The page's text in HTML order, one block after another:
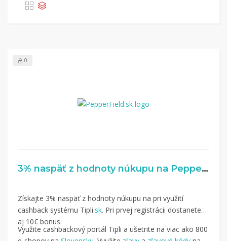
0
3% naspäť z hodnoty núkupu na PepperField.sk
Získajte 3% naspäť z hodnoty núkupu na pri využití
cashback systému Tipli.sk. Pri prvej registrácii dostanete
aj 10€ bonus.
Využite cashbackový portál Tipli a ušetrite na viac ako 800